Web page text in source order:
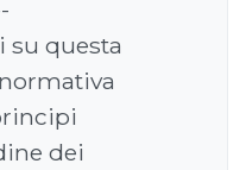
questa
dei